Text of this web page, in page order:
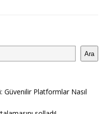
Ara
Güvenilir Platformlar Nasıl